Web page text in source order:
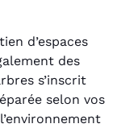
d’espaces
des
s’inscrit
selon vos